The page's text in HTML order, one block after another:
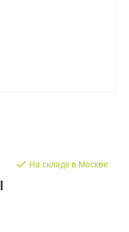
На складе в Москве